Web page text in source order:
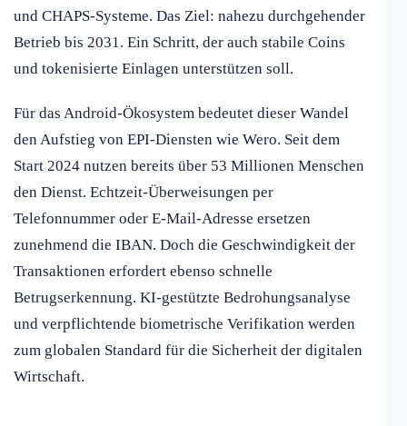
und CHAPS-Systeme. Das Ziel: nahezu durchgehender
Betrieb bis 2031. Ein Schritt, der auch stabile Coins
und tokenisierte Einlagen unterstützen soll.
Für das Android-Ökosystem bedeutet dieser Wandel
den Aufstieg von EPI-Diensten wie Wero. Seit dem
Start 2024 nutzen bereits über 53 Millionen Menschen
den Dienst. Echtzeit-Überweisungen per
Telefonnummer oder E-Mail-Adresse ersetzen
zunehmend die IBAN. Doch die Geschwindigkeit der
Transaktionen erfordert ebenso schnelle
Betrugserkennung. KI-gestützte Bedrohungsanalyse
und verpflichtende biometrische Verifikation werden
zum globalen Standard für die Sicherheit der digitalen
Wirtschaft.